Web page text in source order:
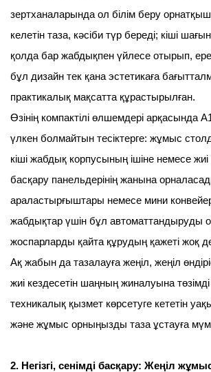
зертханаларында ол білім беру
келетін таза, кәсіби түр береді; кіші
қолда бар жабдықпен үйлесе отырып,
бұл дизайн тек қана эстетикаға
практикалық мақсатта құрастырылған.
Өзінің компактілі өлшемдері арқасында
үлкен болмайтын тесіктерге: жұмыс
кіші жабдық корпусының ішіне немесе
басқару панельдерінің жанына
араластырғыштары немесе мини
жабдықтар үшін бұл автоматтандыруды
жоспарларды қайта құрудың қажеті жоқ
Ақ жабын да тазалауға жеңіл, жеңіл
жиі кездесетін шаңның жиналуына
техникалық қызмет көрсетуге кететін
және жұмыс орныңызды таза ұстауға
2. Негізгі, сенімді басқару: Жеңіл